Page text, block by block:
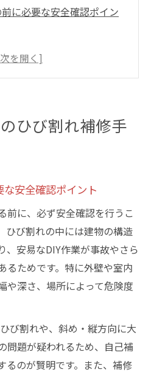
に必要な安全確認ポイン
別補修手順をマスターす
割れ補修の基本的な進め
度を見抜く方法
危険度を判断するチェッ
が必要なサインを見逃さ
割れ補修で注意すべき点
震性を見極めるポイント
び割れ進行状況を把握す
ひび割れ補修手
安全確認ポイント
前に、必ず安全確認を行うこ
ひび割れの中には建物の構造
、安易なDIY作業が事故やさら
るためです。特に外壁や室内
や深さ、場所によって危険度
び割れや、斜め・縦方向に大
問題が疑われるため、自己補
るのが賢明です。また、補修